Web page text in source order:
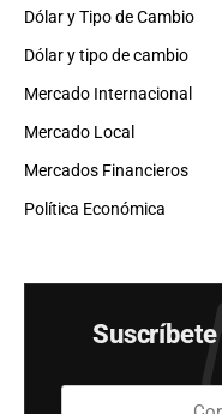
Dólar y Tipo de Cambio
Dólar y tipo de cambio
Mercado Internacional
Mercado Local
Mercados Financieros
Política Económica